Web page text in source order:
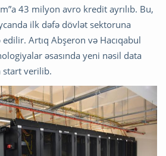
43 milyon avro kredit ayrılıb. Bu,
ilk dəfə dövlət sektoruna
Artıq Abşeron və Hacıqabul
əsasında yeni nəsil data
start verilib.